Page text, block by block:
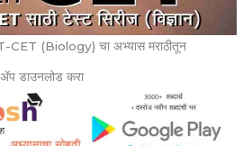
CET (Biology) चा अभ्यास मराठीतून
ॲप डाउनलोड करा